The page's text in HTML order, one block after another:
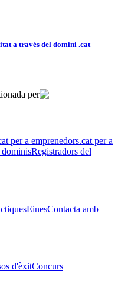
a través del domini .cat
per
per a emprenedors.cat per a
dominisRegistradors del
EinesContacta amb
d'èxitConcurs